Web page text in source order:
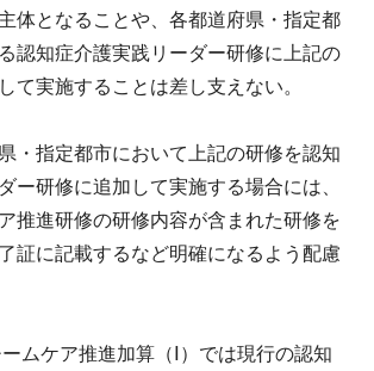
体となることや、各都道府県・指定都
認知症介護実践リーダー研修に上記の
て実施することは差し支えない。
・指定都市において上記の研修を認知
ー研修に追加して実施する場合には、
推進研修の研修内容が含まれた研修を
証に記載するなど明確になるよう配慮
ムケア推進加算（Ⅰ）では現行の認知